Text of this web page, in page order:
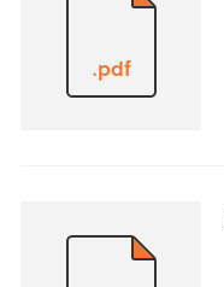
.pdf